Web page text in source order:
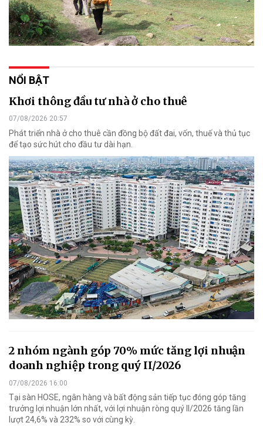
NỔI BẬT
Khơi thông đầu tư nhà ở cho thuê
07/08/2026 20:57
Phát triển nhà ở cho thuê cần đồng bộ đất đai, vốn, thuế và thủ tục
để tạo sức hút cho đầu tư dài hạn.
2 nhóm ngành góp 70% mức tăng lợi nhuận
doanh nghiệp trong quý II/2026
07/08/2026 16:00
Tại sàn HOSE, ngân hàng và bất động sản tiếp tục đóng góp tăng
trưởng lợi nhuận lớn nhất, với lợi nhuận ròng quý II/2026 tăng lần
lượt 24,6% và 232% so với cùng kỳ.